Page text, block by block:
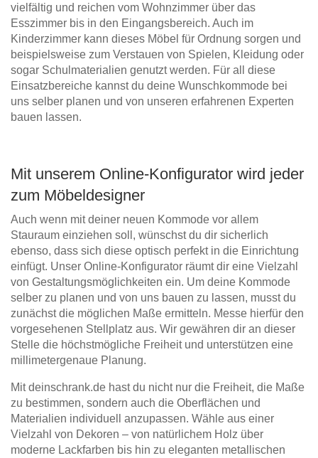
vielfältig und reichen vom Wohnzimmer über das
Esszimmer bis in den Eingangsbereich. Auch im
Kinderzimmer kann dieses Möbel für Ordnung sorgen und
beispielsweise zum Verstauen von Spielen, Kleidung oder
sogar Schulmaterialien genutzt werden. Für all diese
Einsatzbereiche kannst du deine Wunschkommode bei
uns selber planen und von unseren erfahrenen Experten
bauen lassen.
Mit unserem Online-Konfigurator wird jeder
zum Möbeldesigner
Auch wenn mit deiner neuen Kommode vor allem
Stauraum einziehen soll, wünschst du dir sicherlich
ebenso, dass sich diese optisch perfekt in die Einrichtung
einfügt. Unser Online-Konfigurator räumt dir eine Vielzahl
von Gestaltungsmöglichkeiten ein. Um deine Kommode
selber zu planen und von uns bauen zu lassen, musst du
zunächst die möglichen Maße ermitteln. Messe hierfür den
vorgesehenen Stellplatz aus. Wir gewähren dir an dieser
Stelle die höchstmögliche Freiheit und unterstützen eine
millimetergenaue Planung.
Mit deinschrank.de hast du nicht nur die Freiheit, die Maße
zu bestimmen, sondern auch die Oberflächen und
Materialien individuell anzupassen. Wähle aus einer
Vielzahl von Dekoren – von natürlichem Holz über
moderne Lackfarben bis hin zu eleganten metallischen